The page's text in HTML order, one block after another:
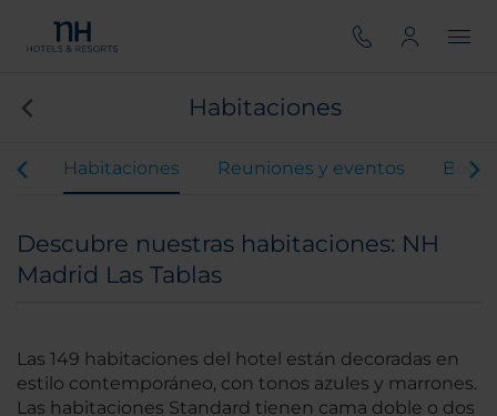
Habitaciones
Habitaciones Reuniones y eventos Bodas
Descubre nuestras habitaciones: NH
Madrid Las Tablas
Las 149 habitaciones del hotel están decoradas en
estilo contemporáneo, con tonos azules y marrones.
Las habitaciones Standard tienen cama doble o dos